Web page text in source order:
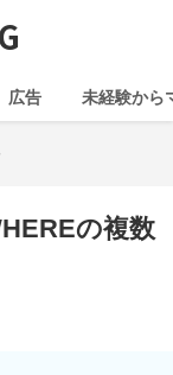
広告 未経験から
の複数